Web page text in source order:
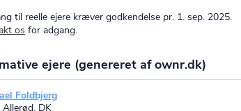
til reelle ejere kræver godkendelse pr. 1. sep. 2025.
os for adgang.
ejere (genereret af ownr.dk)
Foldbjerg
Allerød, DK